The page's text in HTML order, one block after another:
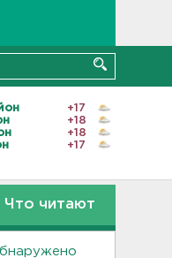
+17
+18
+18
+17
Что читают